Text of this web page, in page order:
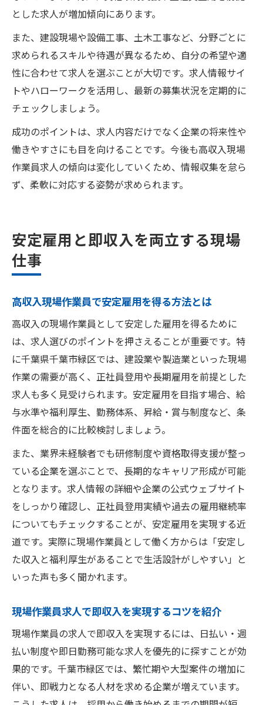
とした求人が増加傾向にあります。
また、建設現場や設備工事、土木工事など、分野ごとに
求められるスキルや待遇が異なるため、自分の希望や適
性に合わせて求人を選ぶことが大切です。求人情報サイ
トやハローワークを活用し、最新の募集状況を定期的に
チェックしましょう。
成功のポイントは、求人内容だけでなく企業の将来性や
働きやすさにも目を向けることです。今後も高収入現場
作業員求人の傾向は変化していくため、情報収集を怠ら
ず、柔軟に対応する姿勢が求められます。
安定雇用と即収入を両立する現場
仕事
高収入現場作業員で安定雇用を得る方法とは
高収入の現場作業員として安定した雇用を得るために
は、求人選びのポイントを押さえることが重要です。特
に千葉県千葉市緑区では、建設業や製造業といった現場
作業の需要が高く、正社員登用や長期雇用を前提とした
求人も多く見受けられます。安定雇用を目指す場合、給
与水準や福利厚生、勤務体系、昇給・賞与制度など、条
件面を総合的に比較検討しましょう。
また、業界未経験者でも研修制度や資格取得支援が整っ
ている企業を選ぶことで、長期的なキャリア形成が可能
となります。求人情報の詳細や企業の公式ウェブサイト
をしっかり確認し、正社員登用実績や過去の雇用継続率
についてもチェックすることが、安定雇用を実現する近
道です。実際に現場作業員として働く方からは「安定し
た収入と福利厚生があることで生活設計がしやすい」と
いった声も多く聞かれます。
現場作業員求人で即収入を実現するコツを紹介
現場作業員の求人で即収入を実現するには、日払い・週
払い制度や即日勤務可能な求人を優先的に探すことが効
果的です。千葉市緑区では、繁忙期や大型案件の増加に
伴い、即戦力となる人材を求める企業が増えています。